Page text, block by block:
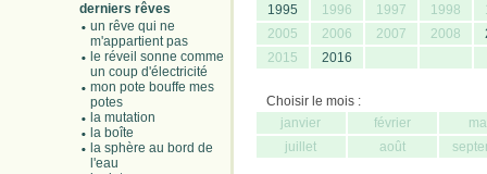
derniers rêves
un rêve qui ne
m'appartient pas
le réveil sonne comme
un coup d'électricité
mon pote bouffe mes
potes
la mutation
la boîte
la sphère au bord de
l'eau
1995
1996 1997 1998
2005
2006 2007 2008
2015
2016
Choisir le mois :
janvier
février
juillet
août